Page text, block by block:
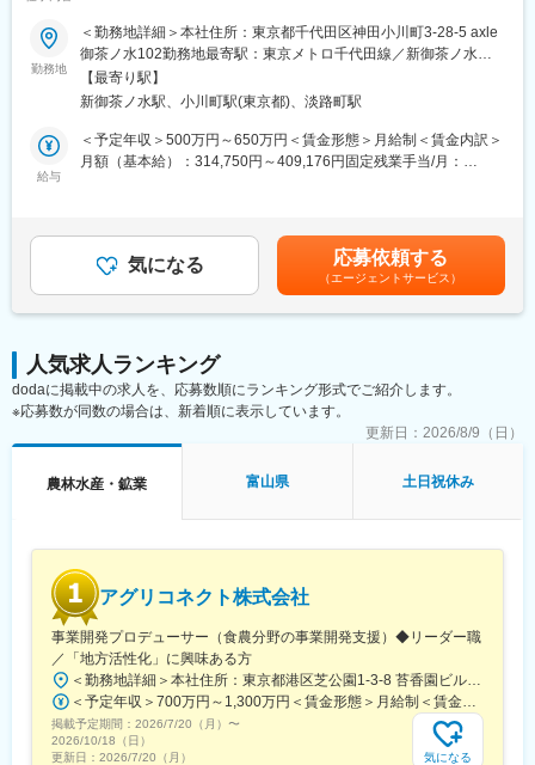
・クライアント（主に都市部企業）との打合せ対応（オンライン
中心）
・業務フロー整備、効率化推進
・監査対応など
■組織構成：
約20名
（1） SPC×再エネという専門性の高い領域
・市場価値の高いスキルが身につく環境
（2） 一括受託モデルで上流まで関われる
・SPCの設立～運営～税務申告までワンストップで提供
・クライアントは東京・大阪中心で訪問ほぼなし
・オンライン完結の業務設計のため、フルリモートが実現
（4） 働きやすい環境
・フルリモート／フルフレックス
・残業月平均10時間程度
・週1回の定例MTGあり
・フルリモート勤務（半年に1回出社あり※任意）
・Slack／Zoomを活用したコミュニケーション
■当社について：
当社は2007年設立以降、「森林事業」と「環境エネルギー事業」
の2軸で事業を展開しています。森林資源の活用だけでなく、再生
可能エネルギーの普及を通じて、環境価値と経済価値の両立を実
現し、持続可能な社会の構築に貢献しています。
変更の範囲：会社の定める業務
■業務内容
海外事業の立ち上げ・推進担当者として、担当国におけるパート
ナー候補との商談、関係構築・実証プロジェクト運営管理、現地
規制対応など、事業開発・推進を一任します。（担当国はASEAN
地域を想定）
現地での導入試験やプロジェクトの進捗管理、および海外現地メ
ンバーとの協働
経営層の戦略に基づいた事業計画の策定、および現地でのPDCA
サイクルの実行
農業と地域課題の解決に取り組みながら、最先端技術を世界中の
◎海外事業立ち上げの完遂実績
◎国際的なビジネススキルの習得
異文化環境での交渉力、リスク対応力、経営直下の意思決定スピ
ードを体感できます。
■当社について
「テクノロジーによって、産地とともに農業の未来をつくる」を
経営理念に据え、豊かな経験を持つ産地と、進化を続けるサイエ
ンステクノロジーを融合することで、環境に優しい魅力あふれる
農業の実現に取り組んでいます。
勤務地
＜勤務地詳細＞本社住所：東京都千代田区神田小川町3-28-5 axle
御茶ノ水102勤務地最寄駅：東京メトロ千代田線／新御茶ノ水駅
受動喫煙対策：屋内全面禁煙変更の範囲：会社の定める事業所
（リモートワーク含む）
【最寄り駅】
新御茶ノ水駅、小川町駅(東京都)、淡路町駅
給与
＜予定年収＞500万円～650万円＜賃金形態＞月給制＜賃金内訳＞
月額（基本給）：314,750円～409,176円固定残業手当/月：
でも目安の金額であり、選考を通じて上下する可能性がありま
す。月給(月額)は固定手当を含めた表記です。
気になる 応募依頼する
（エージェントサービス）
人気求人ランキング
dodaに掲載中の求人を、応募数順にランキング形式でご紹介します。
※応募数が同数の場合は、新着順に表示しています。
更新日： 2026/8/9（日）
農林水産・鉱業 富山県 土日祝休み
アグリコネクト株式会社
事業開発プロデューサー（食農分野の事業開発支援）◆リーダー職
／「地方活性化」に興味ある方
＜勤務地詳細＞本社住所：東京都港区芝公園1-3-8 苔香園ビル4階勤務地最寄駅：都営三田線／御成門駅受動喫煙対策：屋内全面禁煙変更の範囲：会社の定める事業所
＜予定年収＞700万円～1,300万円＜賃金形態＞月給制＜賃金内訳＞月額（基本給）：400,000円～650,000円固定残業手当/月：92,640円～150,510円（固定残業時間30時間0分/月）超過した時間外労働の残業手当は追加支給＜月給＞492,640円～800,510円（一律手当を含む）＜昇給有無＞有＜残業手当＞有＜給与補足＞※給与は職歴、スキルなどに応じて相談※役職がつく場合は、別途、役職手当（50,000円～10,000円）を支給※マネージャー職以上の場合は、管理職のため残業代支給対象外■昇給：年1回（4月）■賞与：年1回（12月）賃金はあくまでも目安の金額であり、選考を通じて上下する可能性があります。月給(月額)は固定手当を含めた表記です。
掲載予定期間： 2026/7/20（月） 〜
2026/10/18（日）
更新日： 2026/7/20（月） 気になる